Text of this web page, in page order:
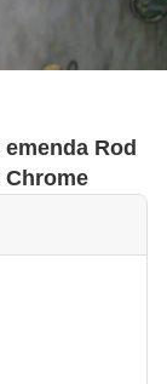
Rod
Chrome